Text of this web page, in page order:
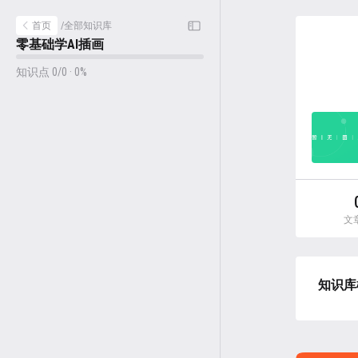
首页 /全部知识库
零基础学AI插画
知识点 0/0 · 0%
文
知识